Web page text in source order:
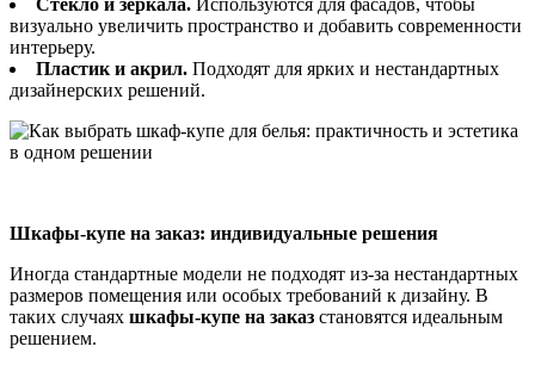
Стекло и зеркала. Используются для фасадов, чтобы
визуально увеличить пространство и добавить современности
интерьеру.
Пластик и акрил. Подходят для ярких и нестандартных
дизайнерских решений.
Шкафы-купе на заказ: индивидуальные решения
Иногда стандартные модели не подходят из-за нестандартных
размеров помещения или особых требований к дизайну. В
таких случаях шкафы-купе на заказ становятся идеальным
решением.